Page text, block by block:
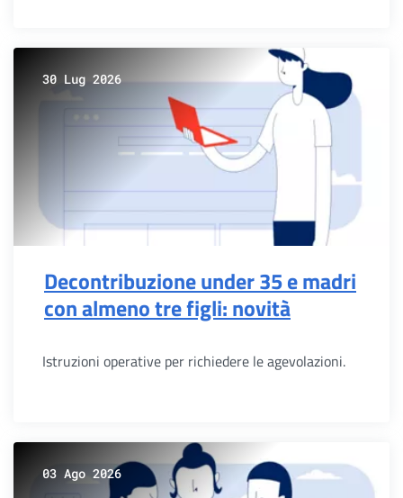
30 Lug 2026
Decontribuzione under 35 e madri
con almeno tre figli: novità
Istruzioni operative per richiedere le agevolazioni.
03 Ago 2026